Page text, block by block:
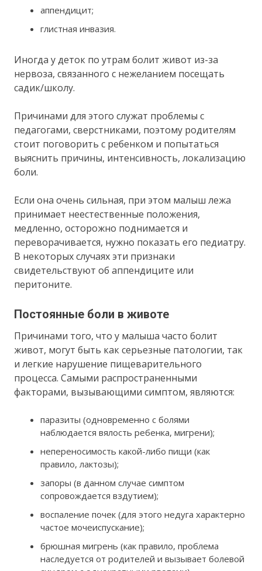
аппендицит;
глистная инвазия.
Иногда у деток по утрам болит живот из-за
нервоза, связанного с нежеланием посещать
садик/школу.
Причинами для этого служат проблемы с
педагогами, сверстниками, поэтому родителям
стоит поговорить с ребенком и попытаться
выяснить причины, интенсивность, локализацию
боли.
Если она очень сильная, при этом малыш лежа
принимает неестественные положения,
медленно, осторожно поднимается и
переворачивается, нужно показать его педиатру.
В некоторых случаях эти признаки
свидетельствуют об аппендиците или
перитоните.
Постоянные боли в животе
Причинами того, что у малыша часто болит
живот, могут быть как серьезные патологии, так
и легкие нарушение пищеварительного
процесса. Самыми распространенными
факторами, вызывающими симптом, являются:
паразиты (одновременно с болями
наблюдается вялость ребенка, мигрени);
непереносимость какой-либо пищи (как
правило, лактозы);
запоры (в данном случае симптом
сопровождается вздутием);
воспаление почек (для этого недуга характерно
частое мочеиспускание);
брюшная мигрень (как правило, проблема
наследуется от родителей и вызывает болевой